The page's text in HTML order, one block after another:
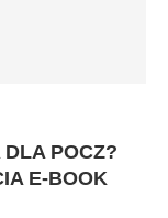
POCZ?
E-BOOK